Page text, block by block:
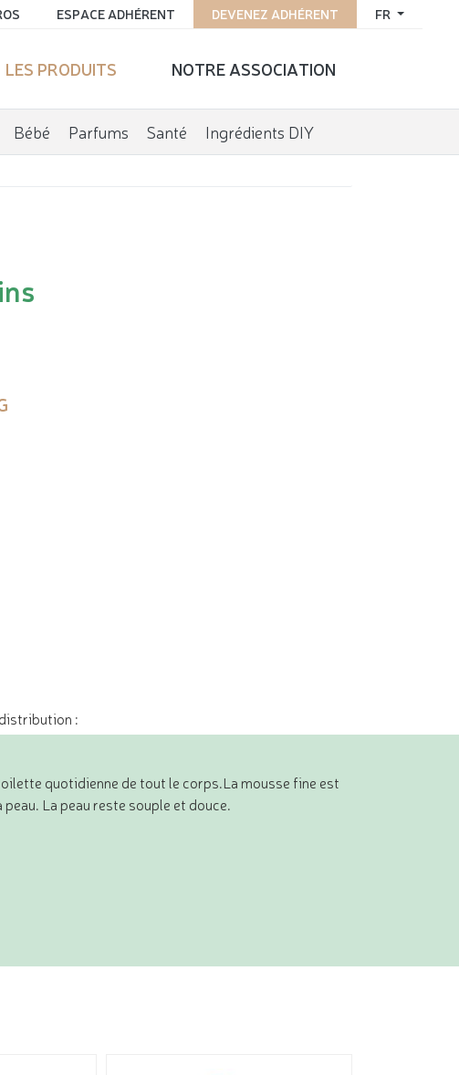
FR
DEVENEZ ADHÉRENT
ESPACE ADHÉRENT
LES PRODUITS NOTRE ASSOCIATION
Bébé Parfums Santé Ingrédients DIY
:
quotidienne de tout le corps.La mousse fine est
La peau reste souple et douce.